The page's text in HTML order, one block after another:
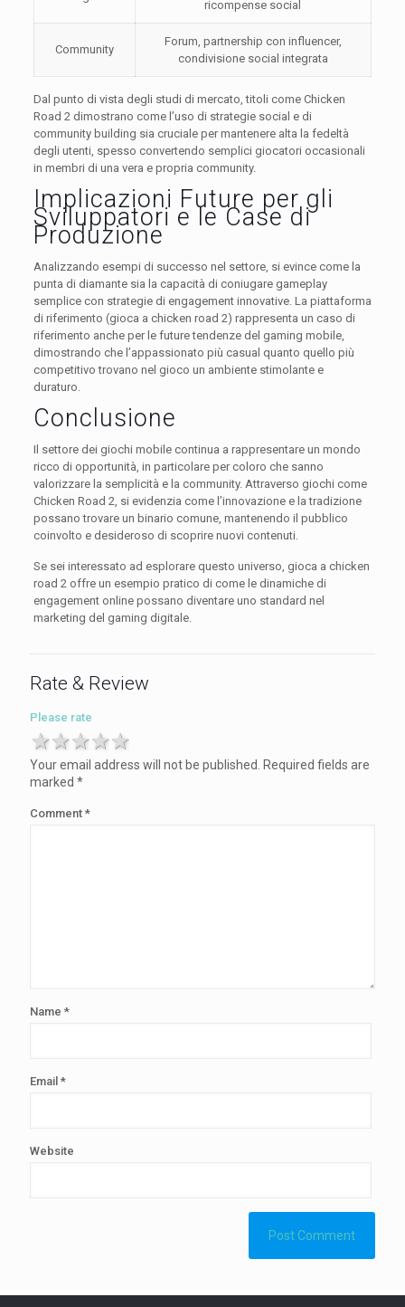
ricompense social
Community
Forum, partnership con influencer,
condivisione social integrata
Dal punto di vista degli studi di mercato, titoli come Chicken
Road 2 dimostrano come l’uso di strategie social e di
community building sia cruciale per mantenere alta la fedeltà
degli utenti, spesso convertendo semplici giocatori occasionali
in membri di una vera e propria community.
Implicazioni Future per gli
Sviluppatori e le Case di
Produzione
Analizzando esempi di successo nel settore, si evince come la
punta di diamante sia la capacità di coniugare gameplay
semplice con strategie di engagement innovative. La piattaforma
di riferimento (gioca a chicken road 2) rappresenta un caso di
riferimento anche per le future tendenze del gaming mobile,
dimostrando che l’appassionato più casual quanto quello più
competitivo trovano nel gioco un ambiente stimolante e
duraturo.
Conclusione
Il settore dei giochi mobile continua a rappresentare un mondo
ricco di opportunità, in particolare per coloro che sanno
valorizzare la semplicità e la community. Attraverso giochi come
Chicken Road 2, si evidenzia come l’innovazione e la tradizione
possano trovare un binario comune, mantenendo il pubblico
coinvolto e desideroso di scoprire nuovi contenuti.
Se sei interessato ad esplorare questo universo, gioca a chicken
road 2 offre un esempio pratico di come le dinamiche di
engagement online possano diventare uno standard nel
marketing del gaming digitale.
Rate & Review
Please rate
4 stars
3 stars
2 stars
1 star
Your email address will not be published.
Required fields are
marked *
Comment *
Name *
Email *
Website